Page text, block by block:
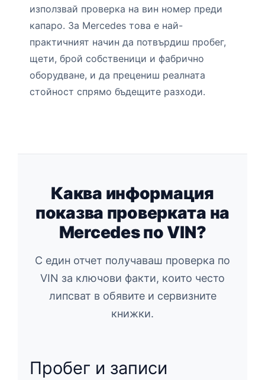
използвай проверка на вин номер преди
капаро. За Mercedes това е най-
практичният начин да потвърдиш пробег,
щети, брой собственици и фабрично
оборудване, и да прецениш реалната
стойност спрямо бъдещите разходи.
Каква информация
показва проверката на
Mercedes по VIN?
С един отчет получаваш проверка по
VIN за ключови факти, които често
липсват в обявите и сервизните
книжки.
Пробег и записи